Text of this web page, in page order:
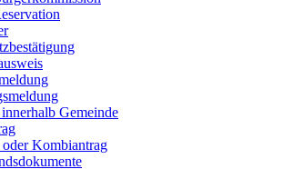
Gemeinde
oder Kombiantrag